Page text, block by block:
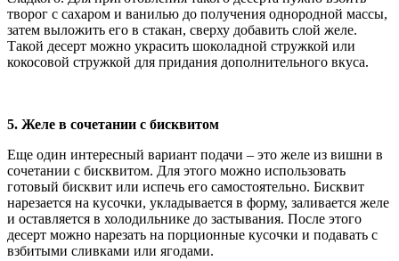
творог с сахаром и ванилью до получения однородной массы,
затем выложить его в стакан, сверху добавить слой желе.
Такой десерт можно украсить шоколадной стружкой или
кокосовой стружкой для придания дополнительного вкуса.
5. Желе в сочетании с бисквитом
Еще один интересный вариант подачи – это желе из вишни в
сочетании с бисквитом. Для этого можно использовать
готовый бисквит или испечь его самостоятельно. Бисквит
нарезается на кусочки, укладывается в форму, заливается желе
и оставляется в холодильнике до застывания. После этого
десерт можно нарезать на порционные кусочки и подавать с
взбитыми сливками или ягодами.